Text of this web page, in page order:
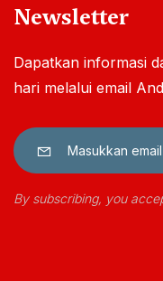
Newsletter
Dapatkan informasi
hari melalui email
By subscribing, you